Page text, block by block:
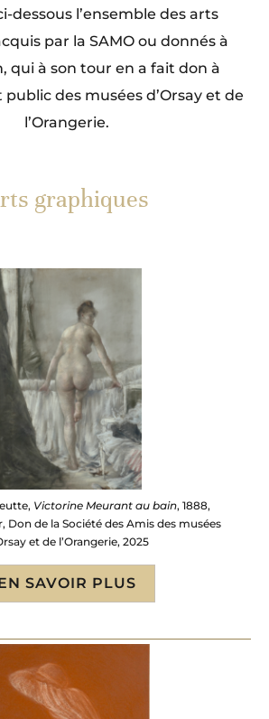
dessous l’ensemble des arts
par la SAMO ou donnés à
qui à son tour en a fait don à
public des musées d’Orsay et de
l’Orangerie.
graphiques
Victorine Meurant au bain, 1888,
Don de la Société des Amis des musées
et de l’Orangerie, 2025
SAVOIR PLUS